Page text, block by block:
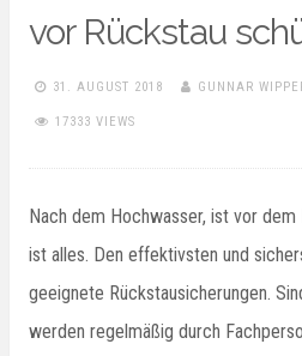
vor Rückstau
31. AUGUST 2018 GUNNAR
17333 VIEWS
Nach dem Hochwasser, ist vor
ist alles. Den effektivsten und
geeignete Rückstausicherungen.
werden regelmäßig durch